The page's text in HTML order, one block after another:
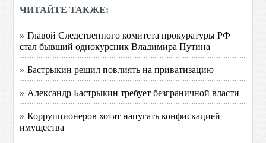
ЧИТАЙТЕ ТАКЖЕ:
» Главой Следственного комитета прокуратуры РФ
стал бывший однокурсник Владимира Путина
» Бастрыкин решил повлиять на приватизацию
» Александр Бастрыкин требует безграничной власти
» Коррупционеров хотят напугать конфискацией
имущества